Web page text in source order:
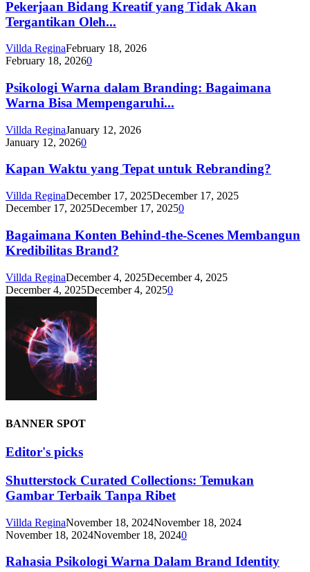
Pekerjaan Bidang Kreatif yang Tidak Akan
Tergantikan Oleh...
Villda ReginaFebruary 18, 2026
February 18, 20260
Psikologi Warna dalam Branding: Bagaimana
Warna Bisa Mempengaruhi...
Villda ReginaJanuary 12, 2026
January 12, 20260
Kapan Waktu yang Tepat untuk Rebranding?
Villda ReginaDecember 17, 2025December 17, 2025
December 17, 2025December 17, 20250
Bagaimana Konten Behind-the-Scenes Membangun
Kredibilitas Brand?
Villda ReginaDecember 4, 2025December 4, 2025
December 4, 2025December 4, 20250
BANNER SPOT
Editor's picks
Shutterstock Curated Collections: Temukan
Gambar Terbaik Tanpa Ribet
Villda ReginaNovember 18, 2024November 18, 2024
November 18, 2024November 18, 20240
Rahasia Psikologi Warna Dalam Brand Identity